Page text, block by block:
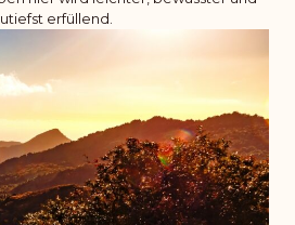
erfüllend.